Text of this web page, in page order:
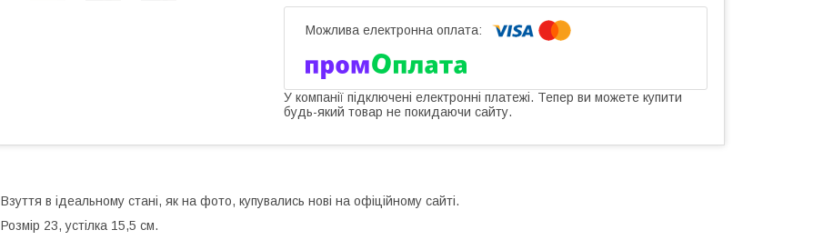
У компанії підключені електронні платежі. Тепер ви можете купити
будь-який товар не покидаючи сайту.
Взуття в ідеальному стані, як на фото, купувались нові на офіційному сайті.
Розмір 23, устілка 15,5 см.